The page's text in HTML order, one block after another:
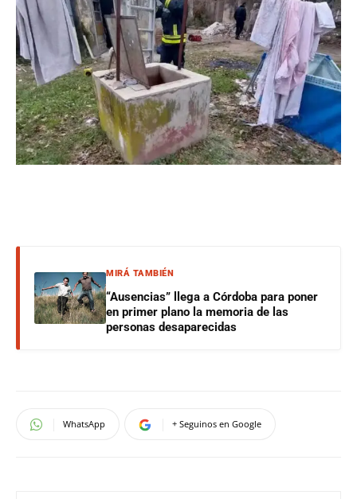
MIRÁ TAMBIÉN
“Ausencias” llega a Córdoba para poner
en primer plano la memoria de las
personas desaparecidas
WhatsApp + Seguinos en Google